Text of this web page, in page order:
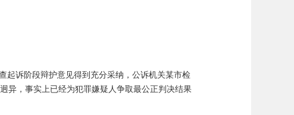
起诉阶段辩护意见得到充分采纳，公诉机关某市检
异，事实上已经为犯罪嫌疑人争取最公正判决结果